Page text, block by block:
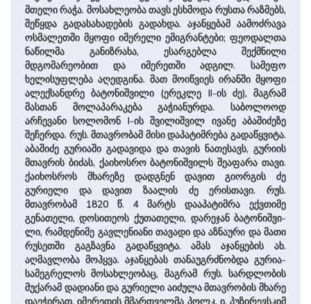
მთელი რაჭა. მოსახლეობა თავს ესხმოდა რუსთა რაზმებს,
შეწყდა გადასახადების გადახდა. აჯანყებამ აამოძრავა
ოსმალეთში მყო­ფი იმერელი ემიგ­რან­ტე­ბი; ფეოდალთა
ნაწილმა განიზრახა, ესარგებლა შექმნილი
მდგომარეობით და იმე­რეთ­ში ად­გილ. სამეფო
ხელისუფლება აღედგინა. მათ მოიწვიეს ირანში მყო­ფი
ალექსანდრე ბატონი­შვი­ლი (ერე­კლე II-ის ძე), მაგრამ
მასთან მოლაპარაკება გაჭიანურდა. სა­ბო­ლო­ოდ
არჩევანი სოლომონ I-ის ­შვი­ლიშვილ ივანე აბაშიძეზე
შეჩერდა. რუს. მთავრობამ მისი დაპატიმრება გადაწყვიტა.
აბაშიძე გურიაში გადავიდა და თავის ნათესავს, გურიის
მთავრის ბიძას, ქაიხოსრო ბატონიშვილს შეაფარა თავი.
ქაიხოსროს მხა­რეზე დადგნენ დავით გიორგის ძე
გურიელი და დავით ზაალის ძე ერისთავი. რუს.
მთავრობამ 1820 წ. 4 მარტს დააპატიმრა ექვთიმე
გენათელი, დოსითეოს ქუთათელი, დარეჯან ბატონი­შვი­
ლი, რამ­დენი­მე გავლენიანი თავადი და აზნა­უ­რი და მათი
რუსეთში გაგზავნა გადაწყვიტა. ამას აჯანყების ახ.
აღმავლობა მოჰყვა. აჯანყებას თანაუგრძნობდა გურია-
სამეგრელოს მოსახლეობაც, მაგრამ რუს. სარდლობის
მუქარამ დადიანი და გურიელი აიძულა მთავრობის მხარე